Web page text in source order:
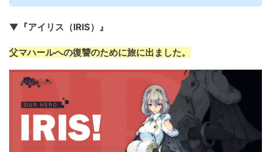
▼『アイリス（IRIS）』
父マハールへの復讐のために旅に出ました。